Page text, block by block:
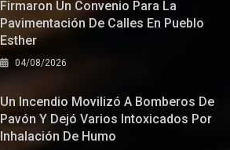
Firmaron Un Convenio Para La
Pavimentación De Calles En Pueblo
Esther
04/08/2026
Un Incendio Movilizó A Bomberos De
Pavón Y Dejó Varios Intoxicados Por
Inhalación De Humo